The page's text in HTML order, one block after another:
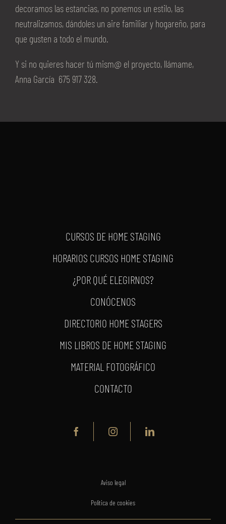
decoramos las estancias, no ponemos un estilo, las
neutralizamos, dándoles un aire familiar y hogareño, para
que gusten a todo el mundo.
Y si no quieres hacer tú mism@ el proyecto, llámame,
Anna García 675 917 328.
CURSOS DE HOME STAGING
HORARIOS CURSOS HOME STAGING
¿POR QUÉ ELEGIRNOS?
CONÓCENOS
DIRECTORIO HOME STAGERS
MIS LIBROS DE HOME STAGING
MATERIAL FOTOGRÁFICO
CONTACTO
Aviso legal
Política de cookies